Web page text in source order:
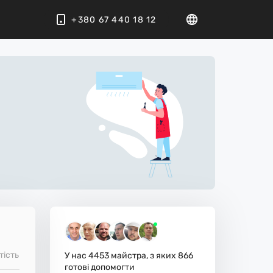
+380 67 440 18 12
У нас4453 майстра, з яких866
готові допомогти